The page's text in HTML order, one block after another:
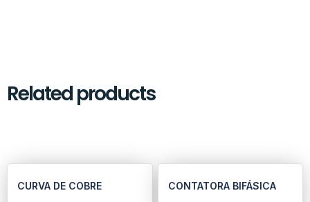
Related products
CURVA DE COBRE CONTATORA BIFÁSICA